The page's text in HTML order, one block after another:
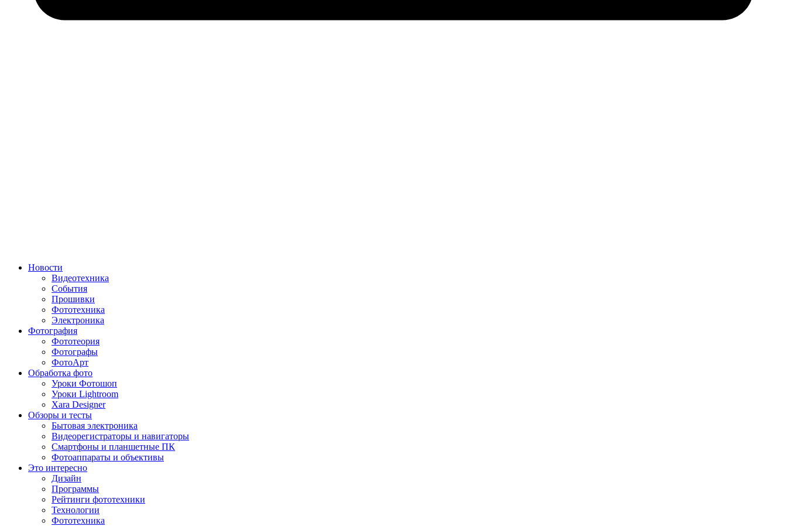
Новости
Видеотехника
События
Прошивки
Фототехника
Электроника
Фотография
Фототеория
Фотографы
ФотоАрт
Обработка фото
Уроки Фотошоп
Уроки Lightroom
Xara Designer
Обзоры и тесты
Бытовая электроника
Видеорегистраторы и навигаторы
Смартфоны и планшетные ПК
Фотоаппараты и объективы
Это интересно
Дизайн
Программы
Рейтинги фототехники
Технологии
Фототехника